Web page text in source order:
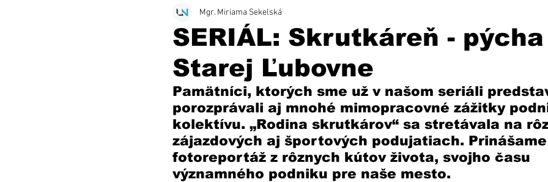
SERIÁL: Skrutkáreň - pýcha
Starej Ľubovne
Mgr. Miriama Sekelská
Pamätníci, ktorých sme už v našom seriáli
porozprávali aj mnohé mimopracovné zážitky
kolektívu. „Rodina skrutkárov“ sa stretávala na
zájazdových aj športových podujatiach.
fotoreportáž z rôznych kútov života, svojho času
významného podniku pre naše mesto.